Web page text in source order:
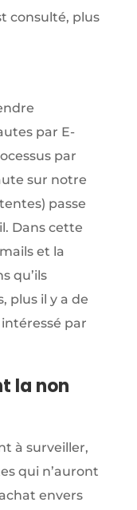
consulté, plus
par E-
par
sur notre
passe
Dans cette
et la
qu’ils
plus il y a de
par
la non
à surveiller,
qui n’auront
envers